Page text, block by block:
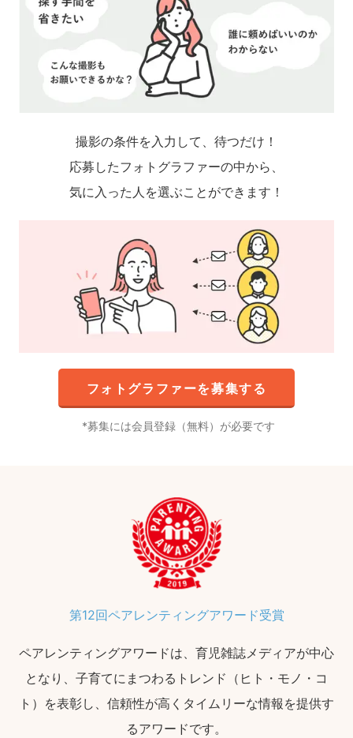
撮影の条件を入力して、待つだけ！
応募したフォトグラファーの中から、
気に入った人を選ぶことができます！
フォトグラファーを募集する
募集には会員登録（無料）が必要です
第12回ペアレンティングアワード受賞
ペアレンティングアワードは、育児雑誌メディアが中心
となり、子育てにまつわるトレンド（ヒト・モノ・コ
ト）を表彰し、信頼性が高くタイムリーな情報を提供す
るアワードです。